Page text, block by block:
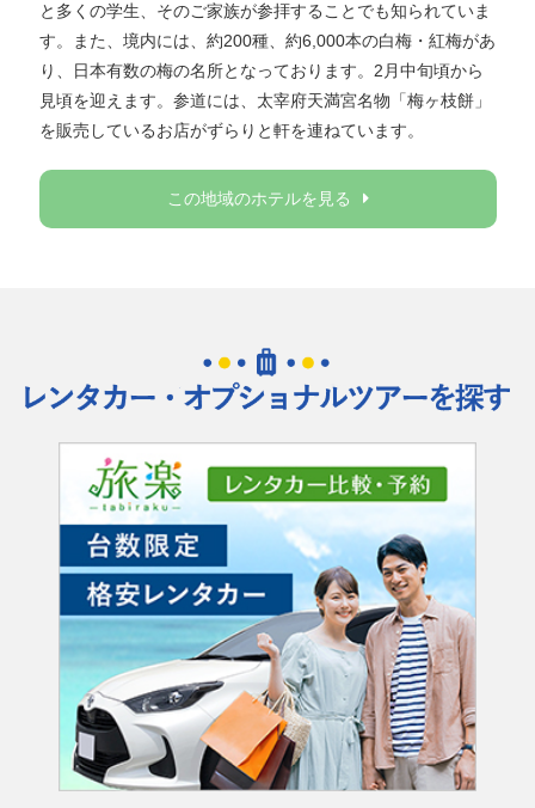
と多くの学生、そのご家族が参拝することでも知られていま
す。また、境内には、約200種、約6,000本の白梅・紅梅があ
り、日本有数の梅の名所となっております。2月中旬頃から
見頃を迎えます。参道には、太宰府天満宮名物「梅ヶ枝餅」
を販売しているお店がずらりと軒を連ねています。
この地域のホテルを見る